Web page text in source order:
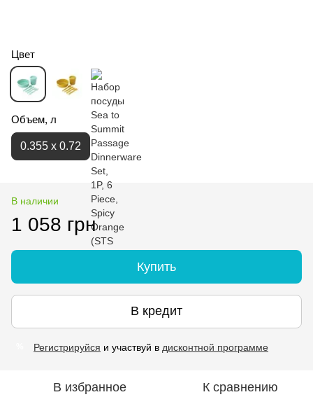
Цвет
Объем, л
0.355 х 0.72
В наличии
1 058 грн
Купить
В кредит
Регистрируйся и участвуй в дисконтной программе
В избранное К сравнению